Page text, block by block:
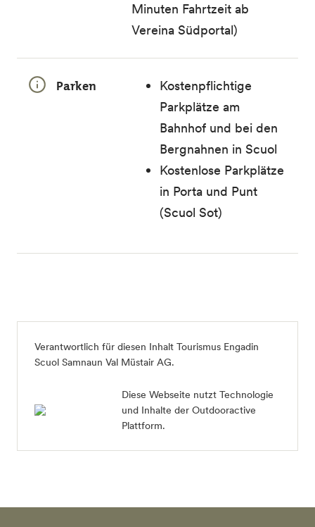
Minuten Fahrtzeit ab
Vereina Südportal)
Parken
Kostenpflichtige
Parkplätze am
Bahnhof und bei den
Bergnahnen in Scuol
Kostenlose Parkplätze
in Porta und Punt
(Scuol Sot)
Verantwortlich für diesen Inhalt Tourismus Engadin
Scuol Samnaun Val Müstair AG.
Diese Webseite nutzt Technologie
und Inhalte der Outdooractive
Plattform.